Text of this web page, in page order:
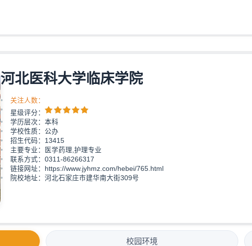
河北医科大学临床学院
关注人数：
星级评分：
学历层次：本科
学校性质：公办
招生代码：13415
主要专业：医学药理,护理专业
联系方式：0311-86266317
链接网址：https://www.jyhmz.com/hebei/765.html
院校地址：河北石家庄市建华南大街309号
校园环境